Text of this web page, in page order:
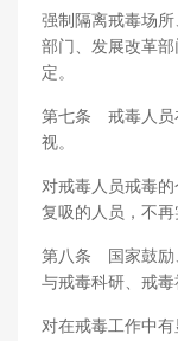
强制隔离戒毒场
部门、发展改革
定。
第七条 戒毒人员
视。
对戒毒人员戒毒
复吸的人员，不再
第八条 国家鼓励
与戒毒科研、戒毒
对在戒毒工作中